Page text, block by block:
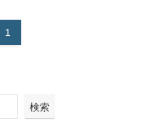
1
検索